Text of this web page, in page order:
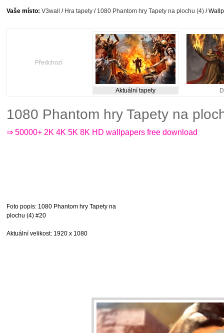
Vaše místo: V3wall / Hra tapety / 1080 Phantom hry Tapety na plochu (4) /
Předchozí
Aktuální tapety
1080 Phantom hry Tapety na
⇒ 50000+ 2K 4K 5K 8K HD wallpapers free download
Foto popis: 1080 Phantom hry Tapety na
plochu (4) #20
Aktuální velikost: 1920 x 1080